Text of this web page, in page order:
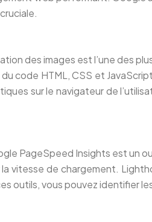
des images est l’une des
code HTML, CSS et
sur le navigateur de
PageSpeed Insights est un
de chargement.
outils, vous pouvez identifier